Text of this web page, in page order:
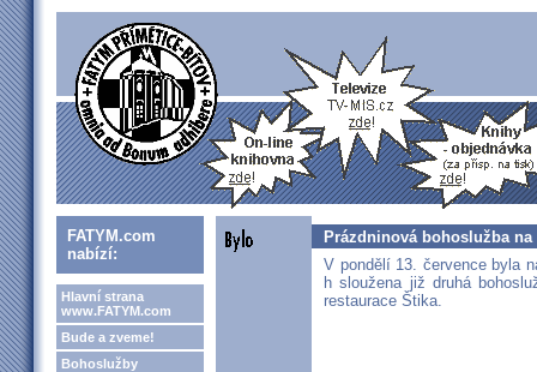
FATYM.com
nabízí:
Hlavní strana
www.FATYM.com
Bude a zveme!
Bohoslužby
Prázdninová bohoslužba na
V pondělí 13. července byla
h sloužena již druhá
restaurace Štika.